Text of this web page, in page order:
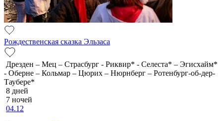
Рождественская сказка Эльзаса
Дрезден – Мец – Страсбург - Риквир* - Селеста* – Эгисхайм*
- Оберне – Кольмар – Цюрих – Нюрнберг – Ротенбург-об-дер-
Таубере*
8 дней
7 ночей
04.12